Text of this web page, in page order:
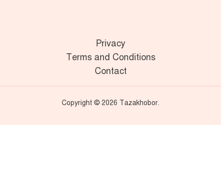
Privacy
Terms and Conditions
Contact
Copyright © 2026 Tazakhobor.